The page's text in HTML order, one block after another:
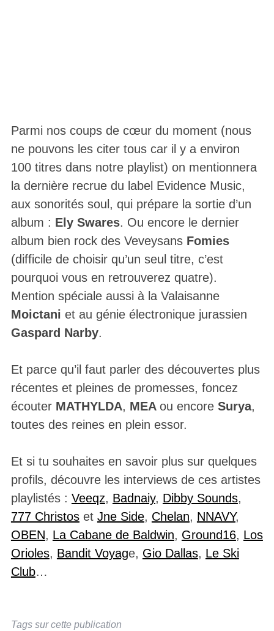
Parmi nos coups de cœur du moment (nous
ne pouvons les citer tous car il y a environ
100 titres dans notre playlist) on mentionnera
la dernière recrue du label Evidence Music,
aux sonorités soul, qui prépare la sortie d’un
album : Ely Swares. Ou encore le dernier
album bien rock des Veveysans Fomies
(difficile de choisir qu’un seul titre, c’est
pourquoi vous en retrouverez quatre).
Mention spéciale aussi à la Valaisanne
Moictani et au génie électronique jurassien
Gaspard Narby.
Et parce qu’il faut parler des découvertes plus
récentes et pleines de promesses, foncez
écouter MATHYLDA, MEA ou encore Surya,
toutes des reines en plein essor.
Et si tu souhaites en savoir plus sur quelques
profils, découvre les interviews de ces artistes
playlistés : Veeqz, Badnaiy, Dibby Sounds,
777 Christoset Jne Side, Chelan, NNAVY,
OBEN, La Cabane de Baldwin, Ground16, Los
Orioles, Bandit Voyage, Gio Dallas, Le Ski
Club…
Tags sur cette publication